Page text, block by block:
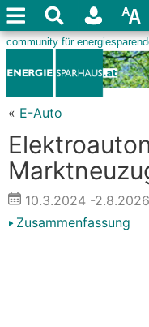
« E-Auto
10.3.2024 -
Zusammenfassung